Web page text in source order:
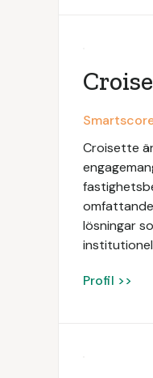
Croisette
lösningar
Profil >>